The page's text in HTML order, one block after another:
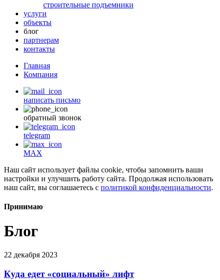
строительные подъемники
услуги
объекты
блог
партнерам
контакты
Главная
Компания
написать письмо
обратный звонок
telegram
MAX
Наш сайт использует файлы cookie, чтобы запомнить ваши
настройки и улучшить работу сайта. Продолжая использовать
наш сайт, вы соглашаетесь с политикой конфиденциальности.
Принимаю
Блог
22 декабря 2023
Куда едет «социальный» лифт